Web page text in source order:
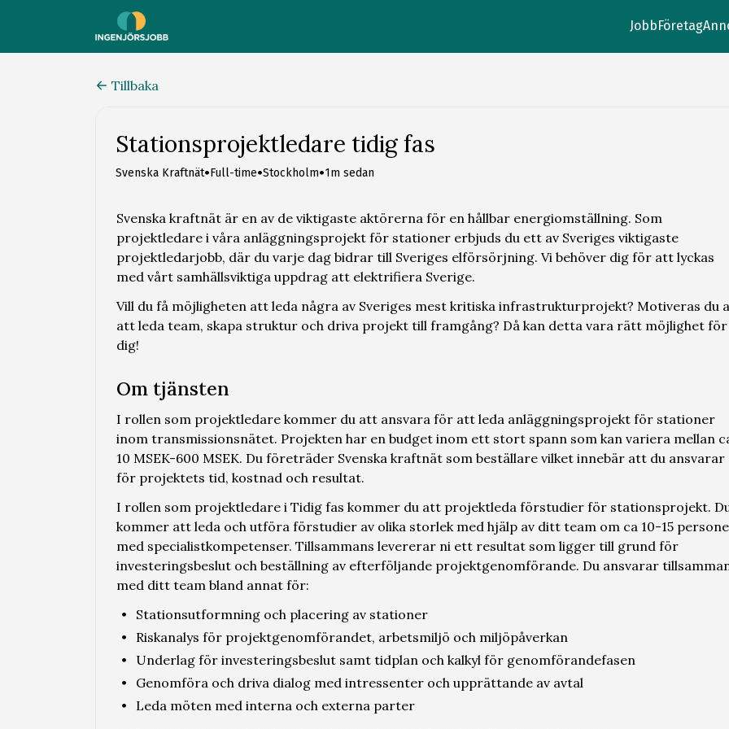
JobbFöretag
Tillbaka
Stationsprojektledare tidig fas
Svenska Kraftnät•Full-time•Stockholm•1m sedan
Svenska kraftnät är en av de viktigaste aktörerna för en hållbar energiomställning. Som
projektledare i våra anläggningsprojekt för stationer erbjuds du ett av Sveriges viktigaste
projektledarjobb, där du varje dag bidrar till Sveriges elförsörjning. Vi behöver dig för att lyckas
med vårt samhällsviktiga uppdrag att elektrifiera Sverige.
Vill du få möjligheten att leda några av Sveriges mest kritiska infrastrukturprojekt? Motiveras du
att leda team, skapa struktur och driva projekt till framgång? Då kan detta vara rätt möjlighet för
dig!
Om tjänsten
I rollen som projektledare kommer du att ansvara för att leda anläggningsprojekt för stationer
inom transmissionsnätet. Projekten har en budget inom ett stort spann som kan variera mellan
10 MSEK-600 MSEK. Du företräder Svenska kraftnät som beställare vilket innebär att du ansvarar
för projektets tid, kostnad och resultat.
I rollen som projektledare i Tidig fas kommer du att projektleda förstudier för stationsprojekt.
kommer att leda och utföra förstudier av olika storlek med hjälp av ditt team om ca 10-15
med specialistkompetenser. Tillsammans levererar ni ett resultat som ligger till grund för
investeringsbeslut och beställning av efterföljande projektgenomförande. Du ansvarar
med ditt team bland annat för:
Stationsutformning och placering av stationer
Riskanalys för projektgenomförandet, arbetsmiljö och miljöpåverkan
Underlag för investeringsbeslut samt tidplan och kalkyl för genomförandefasen
Genomföra och driva dialog med intressenter och upprättande av avtal
Leda möten med interna och externa parter